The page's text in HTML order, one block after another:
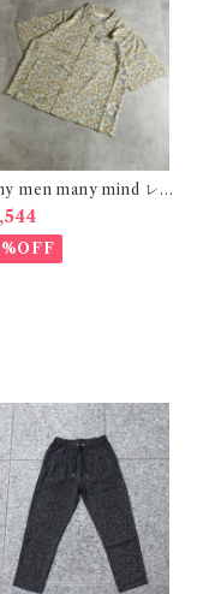
men many mind レー
総柄シャツ 花柄 イエロー